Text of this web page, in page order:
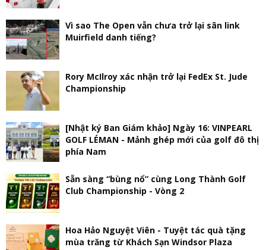
Vì sao The Open vẫn chưa trở lại sân link
Muirfield danh tiếng?
Rory McIlroy xác nhận trở lại FedEx St. Jude
Championship
[Nhật ký Ban Giám khảo] Ngày 16: VINPEARL
GOLF LÉMAN - Mảnh ghép mới của golf đô thị
phía Nam
Sẵn sàng “bùng nổ” cùng Long Thành Golf
Club Championship - Vòng 2
Hoa Hảo Nguyệt Viên - Tuyệt tác quà tặng
mùa trăng từ Khách Sạn Windsor Plaza